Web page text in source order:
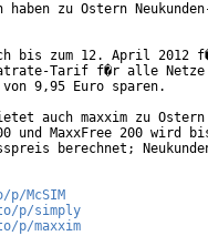
zu Ostern
bis zum 12. April 2012
Tarif f�r alle
9,95 Euro sparen.
auch maxxim zu
und MaxxFree 200 wird
berechnet;
McSIM
p/simply
p/maxxim